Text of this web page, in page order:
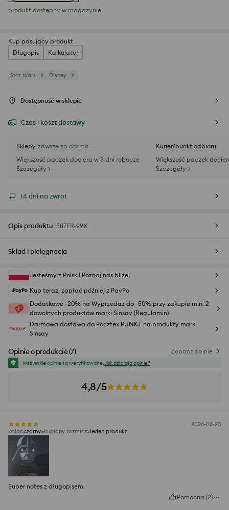
produkt dostępny w magazynie
Kup pasujący produkt
Długopis
Kalkulator
Star Wars Disney
Dostępność w sklepie
Czas i koszt dostawy
Sklepy zawsze za darmo
Większość paczek dociera w 3 dni robocze
Szczegóły >
Kurier/punkt odbioru
Większość paczek
Szczegóły >
14 dni na zwrot
Opis produktu 587ER-99X
Skład i pielęgnacja
Jesteśmy z Polski! Poznaj nas bliżej
Kup teraz, zapłać później z PayPo
Dodatkowe -20% na Wyprzedaż do -50% przy zakupie min. 2
dowolnych produktów marki Sinsay (Regulamin)
Darmowa dostawa do Pocztex PUNKT na produkty marki
Sinsay
Opinie o produkcie(7) Zobacz opinie
Wszystkie opinie są weryfikowane.Jak działają opinie?
4,8/5
2026-06-23
kolor:czarny kupiony rozmiar:Jeden produkt
Super notes z długopisem.
Pomocna (2)